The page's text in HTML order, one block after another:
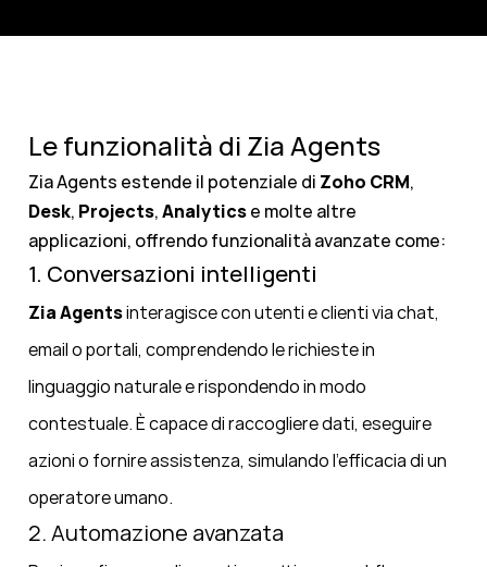
Le funzionalità di Zia Agents
Zia Agents estende il potenziale di Zoho CRM,
Desk, Projects,Analyticse molte altre
applicazioni, offrendo funzionalità avanzate come:
1. Conversazioni intelligenti
Zia Agentsinteragisce con utenti e clienti via chat,
email o portali, comprendendo le richieste in
linguaggio naturale e rispondendo in modo
contestuale. È capace di raccogliere dati, eseguire
azioni o fornire assistenza, simulando l’efficacia di un
operatore umano.
2. Automazione avanzata